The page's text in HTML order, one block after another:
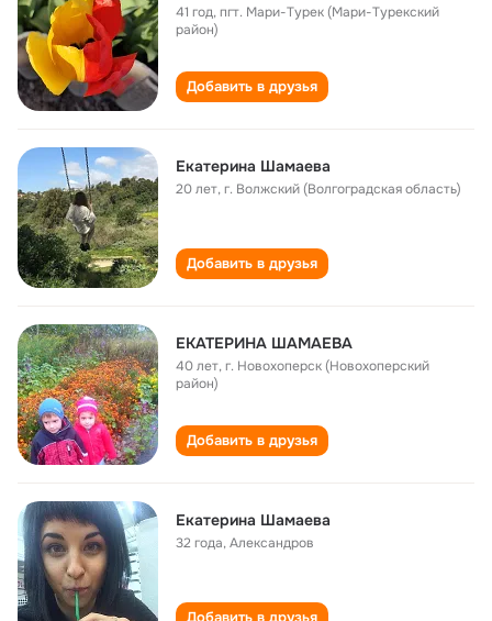
41 год,пгт. Мари-Турек (Мари-Турекский
район)
Добавить в друзья
Екатерина Шамаева
20 лет,г. Волжский (Волгоградская область)
Добавить в друзья
ЕКАТЕРИНА ШАМАЕВА
40 лет,г. Новохоперск (Новохоперский
район)
Добавить в друзья
Екатерина Шамаева
32 года,Александров
Добавить в друзья